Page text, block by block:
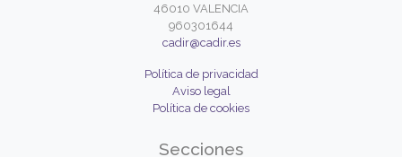
46010 VALENCIA
960301644
cadir@cadir.es
Política de privacidad
Aviso legal
Política de cookies
Secciones